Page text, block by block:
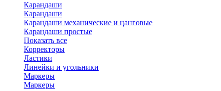
Карандаши
Карандаши
Карандаши механические и цанговые
Карандаши простые
Показать все
Корректоры
Ластики
Линейки и угольники
Маркеры
Маркеры